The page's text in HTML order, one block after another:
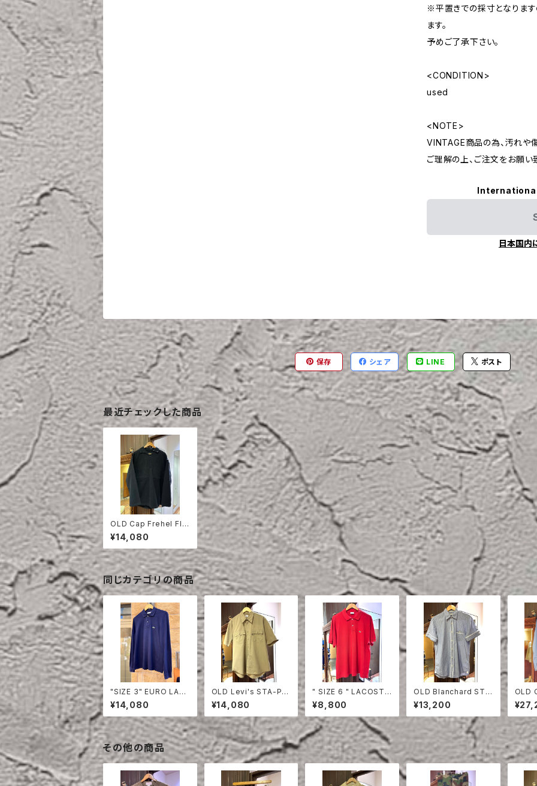
※平置きでの採寸となりま
ます。
予めご了承下さい。
<CONDITION>
used
<NOTE>
VINTAGE商品の為、汚れや
ご理解の上、ご注文をお願い
日本国内
保存 シェア LINE ポスト
最近チェックした商品
OLD Cap Frehel FIS
HERMAN SMOCK
¥14,080
同じカテゴリの商品
"SIZE 3" EURO LAC
OSTE POLO SHIRT
LONG SLEEVE
¥14,080
OLD Levi's STA-PR
EST HALF SLEEVE S
HIRT
¥14,080
" SIZE 6 " LACOSTE
POLO SHIRT RED
¥8,800
OLD Blanchard STRI
PE COTTON HALF S
LEEVE SHIRT
¥13,200
OLD
ON
その他の商品